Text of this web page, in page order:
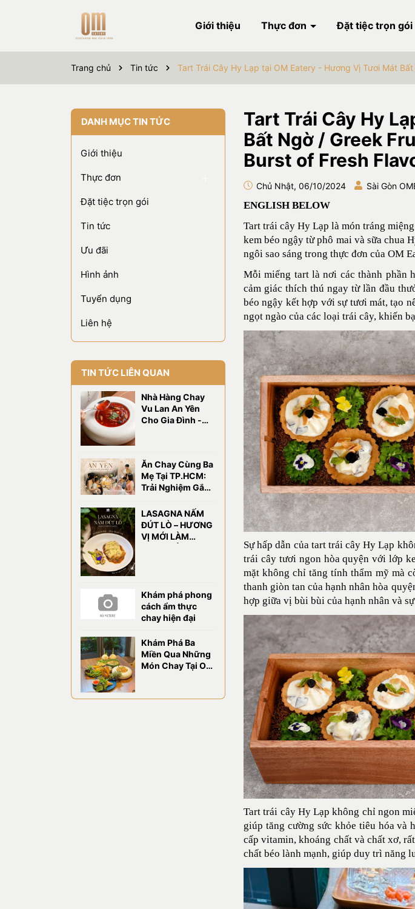
Giới thiệu Thực đơn Đặt tiệc trọn gói
Trang chủ Tin tức Tart Trái Cây Hy Lạp tại OM Eatery - Hương Vị Tươi Mát
Tart Trái Cây Hy
Bất Ngờ / Greek
Burst of Fresh
Chủ Nhật, 06/10/2024 Sài Gòn
ENGLISH BELOW
Tart trái cây Hy Lạp là món tráng
kem béo ngậy từ phô mai và sữa chua
ngôi sao sáng trong thực đơn của OM
Mỗi miếng tart là nơi các thành phần
cảm giác thích thú ngay từ lần đầu
béo ngậy kết hợp với sự tươi mát, tạo
ngọt ngào của các loại trái cây, khiến
Sự hấp dẫn của tart trái cây Hy Lạp
trái cây tươi ngon hòa quyện với lớp
mặt không chỉ tăng tính thẩm mỹ mà
thanh giòn tan của hạnh nhân hòa
hợp giữa vị bùi bùi của hạnh nhân và
Tart trái cây Hy Lạp không chỉ ngon
giúp tăng cường sức khỏe tiêu hóa và
cấp vitamin, khoáng chất và chất xơ,
chất béo lành mạnh, giúp duy trì năng
DANH MỤC TIN TỨC
Giới thiệu
Thực đơn
Đặt tiệc trọn gói
Tin tức
Ưu đãi
Hình ảnh
Tuyển dụng
Liên hệ
TIN TỨC LIÊN QUAN
Nhà Hàng Chay
Vu Lan An Yên
Cho Gia Đình -
Ăn Chay Cùng Ba
Mẹ Tại TP.HCM:
Trải Nghiệm Gắn
OM Eatery
LASAGNA NẤM
ĐÚT LÒ – HƯƠNG
VỊ MỚI LÀM
Khám phá phong
cách ẩm thực
chay hiện đại
Khám Phá Ba
Miền Qua Những
Món Chay Tại OM